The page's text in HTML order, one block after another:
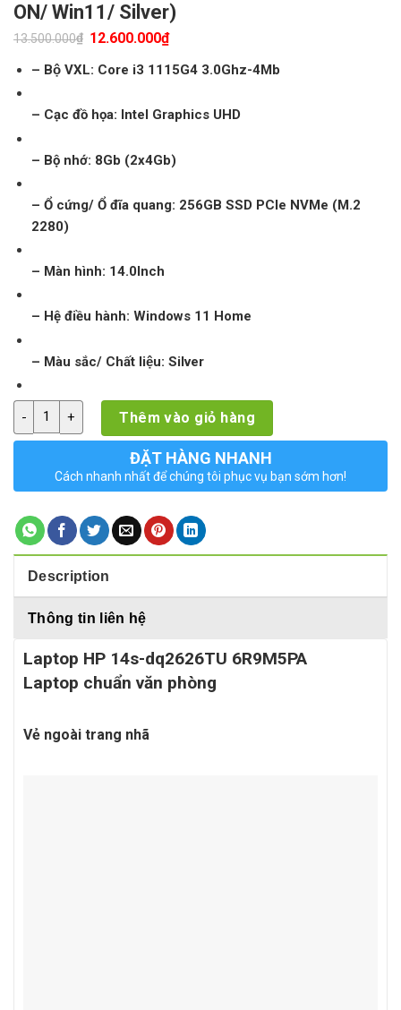
ON/ Win11/ Silver)
13.500.000₫ Original
was:
13.500.000₫.
12.600.000₫Current
price
is:
12.600.000₫.
– Bộ VXL: Core i3 1115G4 3.0Ghz-4Mb
– Cạc đồ họa: Intel Graphics UHD
– Bộ nhớ: 8Gb (2x4Gb)
– Ổ cứng/ Ổ đĩa quang: 256GB SSD PCIe NVMe (M.2
2280)
– Màn hình: 14.0Inch
– Hệ điều hành: Windows 11 Home
– Màu sắc/ Chất liệu: Silver
Laptop HP 14s-dq2626TU 6R9M5PA (I3-1115G4/ 8GB/ 256GB
Thêm vào giỏ hàng
ĐẶT HÀNG NHANH
Cách nhanh nhất để chúng tôi phục vụ bạn sớm hơn!
Description
Thông tin liên hệ
Laptop HP 14s-dq2626TU 6R9M5PA
Laptop chuẩn văn phòng
Vẻ ngoài trang nhã